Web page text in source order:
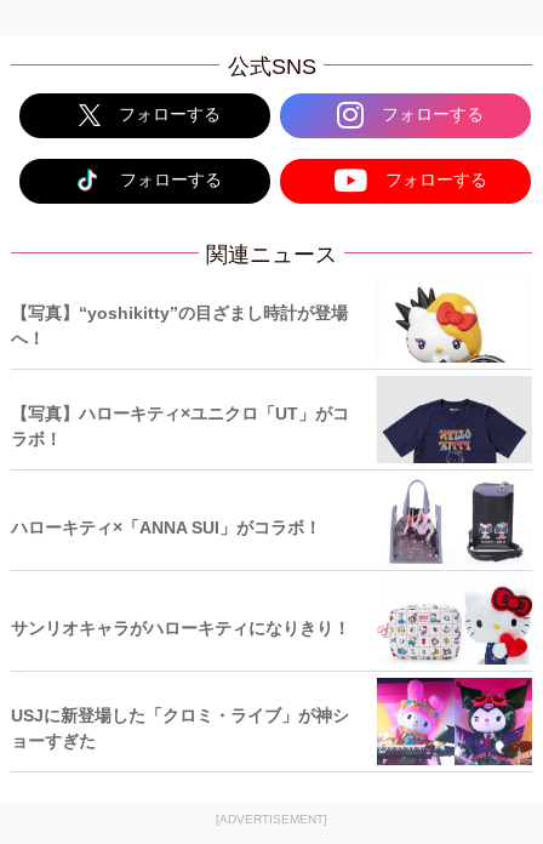
公式SNS
フォローする フォローする
フォローする フォローする
関連ニュース
【写真】“yoshikitty”の目ざまし時計が登場
へ！
【写真】ハローキティ×ユニクロ「UT」がコ
ラボ！
ハローキティ×「ANNA SUI」がコラボ！
サンリオキャラがハローキティになりきり！
USJに新登場した「クロミ・ライブ」が神シ
ョーすぎた
[ADVERTISEMENT]